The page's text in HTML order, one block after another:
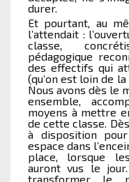
durer.
Et pourtant, au
l’attendait :
classe,
pédagogique
des effectifs qui
(qu’on est loin de
Nous avons dès le
ensemble,
moyens à mettre
de cette classe.
à disposition
espace dans
place, lorsque
auront vus le
transformer le